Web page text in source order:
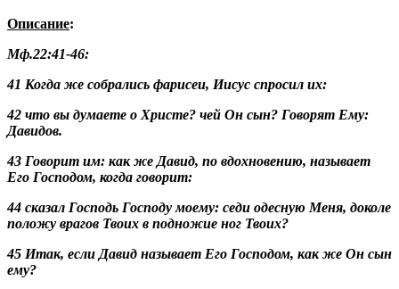
Описание:
Мф.22:41-46:
41 Когда же собрались фарисеи, Иисус спросил их:
42 что вы думаете о Христе? чей Он сын? Говорят Ему:
Давидов.
43 Говорит им: как же Давид, по вдохновению, называет
Его Господом, когда говорит:
44 сказал Господь Господу моему: седи одесную Меня, доколе
положу врагов Твоих в подножие ног Твоих?
45 Итак, если Давид называет Его Господом, как же Он сын
ему?